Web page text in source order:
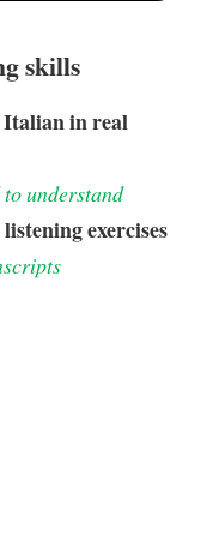
skills
Italian in real
understand
exercises